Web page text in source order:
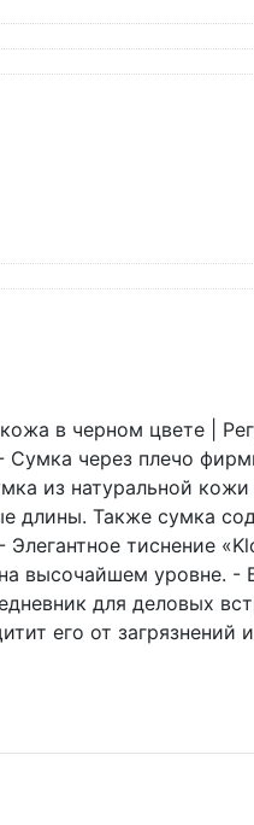
в черном цвете |
через плечо
из натуральной
Также сумка
тиснение
высочайшем уровне.
для деловых
его от